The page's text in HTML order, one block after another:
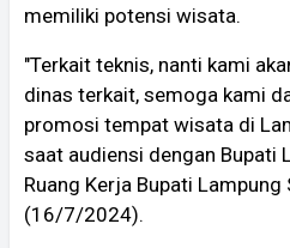
memiliki potensi wisata.
"Terkait teknis, nanti kami
dinas terkait, semoga kami
promosi tempat wisata di
saat audiensi dengan Bupati
Ruang Kerja Bupati Lampung
(16/7/2024).